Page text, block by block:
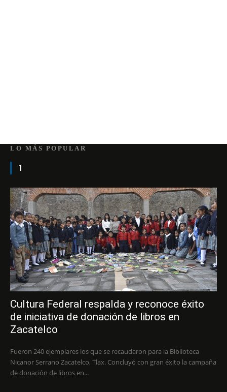
LO MÁS POPULAR
1
Cultura Federal respalda y reconoce éxito
de iniciativa de donación de libros en
Zacatelco
Fueron 240 ejemplares los que se recaudaron para la Biblioteca
Nicanor Serrano Zacatelco, Tlax. Concluyó con gran éxito la campaña
de donación de libros en...